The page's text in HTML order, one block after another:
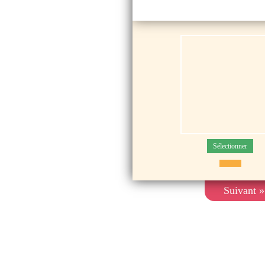
Sélectionner
Suivant »